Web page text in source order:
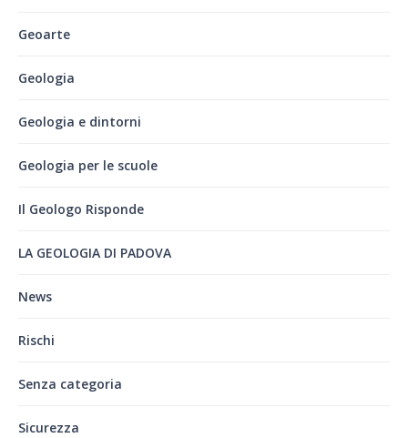
Geoarte
Geologia
Geologia e dintorni
Geologia per le scuole
Il Geologo Risponde
LA GEOLOGIA DI PADOVA
News
Rischi
Senza categoria
Sicurezza